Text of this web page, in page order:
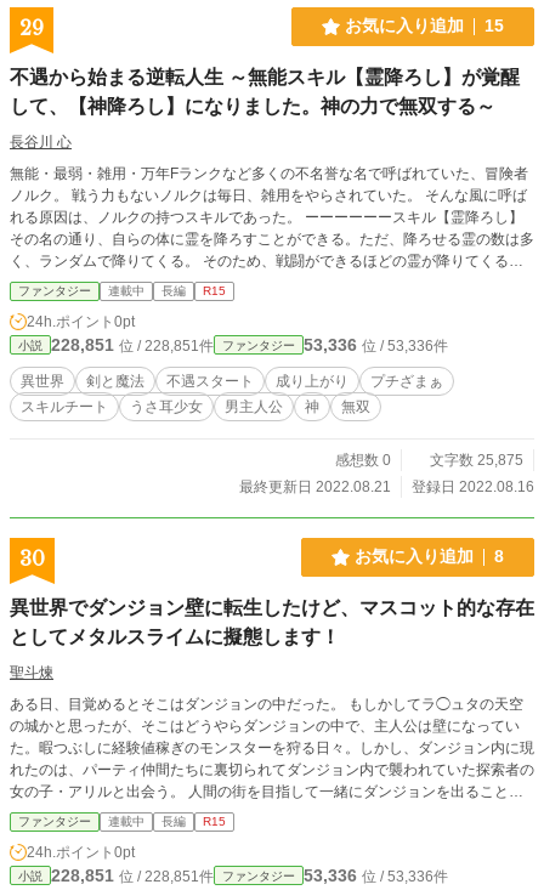
29 お気に入り追加 15
不遇から始まる逆転人生 ～無能スキル【霊降ろし】が覚醒
して、【神降ろし】になりました。神の力で無双する～
長谷川 心
無能・最弱・雑用・万年Fランクなど多くの不名誉な名で呼ばれていた、冒険者
ノルク。 戦う力もないノルクは毎日、雑用をやらされていた。 そんな風に呼ば
れる原因は、ノルクの持つスキルであった。 ーーーーーースキル【霊降ろし】
その名の通り、自らの体に霊を降ろすことができる。ただ、降ろせる霊の数は多
く、ランダムで降りてくる。 そのため、戦闘ができるほどの霊が降りてくるこ
となど滅多にない。 このスキルのせいで、ノルクは不名誉な名を欲しいままに
していた。 ある日、ノルクはギルド職員から冒険者パーティーの荷物持ちとし
て同行するよう命令される。 拒否権のないノルクは、迷宮探索へ同行した。 そ
の迷宮にて、格上の魔物ミノタウロスが姿を現し、冒険者パーティーは荷物持ち
のノルクを囮にして逃げた。 取り残されたノルクはミノタウロスの一撃を喰ら
い、瀕死の重傷を負ってしまう。とどめの一撃が振り下ろされようとしたその
時、ノルクの体が神聖な光に包み込まれる。 意識を取り戻したノルクは自分が
を女神レスティアだと言い、【霊降ろし】が【神降ろし】に覚醒したことを伝え
を手に入れたノルクは、世界で無双を始めていくーーー。
ファンタジー 連載中 長編 R15
24h.ポイント 0pt
小説 228,851 位 / 228,851件 ファンタジー 53,336 位 / 53,336件
異世界 剣と魔法 不遇スタート 成り上がり
プチざまぁ
スキルチート
うさ耳少女 男主人公 神 無双
感想数 0
文字数 25,875
最終更新日 2022.08.21
登録日 2022.08.16
30 お気に入り追加 8
異世界でダンジョン壁に転生したけど、マスコット的な存在
としてメタルスライムに擬態します！
聖斗煉
ある日、目覚めるとそこはダンジョンの中だった。 もしかしてラ◯ュタの天空
の城かと思ったが、そこはどうやらダンジョンの中で、主人公は壁になってい
た。暇つぶしに経験値稼ぎのモンスターを狩る日々。しかし、ダンジョン内に現
れたのは、パーティ仲間たちに裏切られてダンジョン内で襲われていた探索者の
女の子・アリルと出会う。 人間の街を目指して一緒にダンジョンを出ることに
するのだが―ー
ファンタジー 連載中 長編 R15
24h.ポイント 0pt
小説 228,851 位 / 228,851件 ファンタジー 53,336 位 / 53,336件